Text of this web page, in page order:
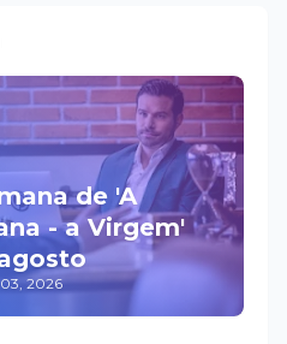
de 'A
- a Virgem'
2026